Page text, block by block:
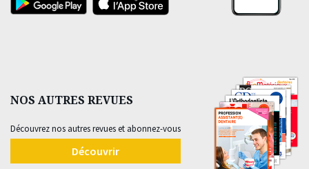
NOS AUTRES REVUES
Découvrez nos autres revues et abonnez-vous
Découvrir